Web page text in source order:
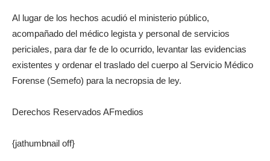
Al lugar de los hechos acudió el ministerio público,
acompañado del médico legista y personal de servicios
periciales, para dar fe de lo ocurrido, levantar las evidencias
existentes y ordenar el traslado del cuerpo al Servicio Médico
Forense (Semefo) para la necropsia de ley.
Derechos Reservados AFmedios
{jathumbnail off}